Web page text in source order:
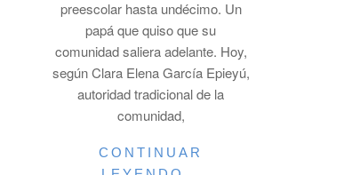
preescolar hasta undécimo. Un
papá que quiso que su
comunidad saliera adelante. Hoy,
según Clara Elena García Epieyú,
autoridad tradicional de la
comunidad,
CONTINUAR